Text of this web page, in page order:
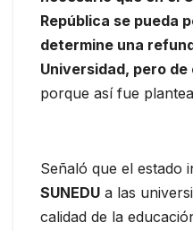
República se pueda
determine una
Universidad, pero
porque así fue
Señaló que el estado
SUNEDU a las
calidad de la